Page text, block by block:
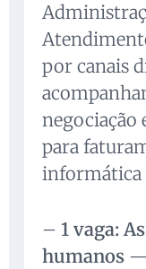
por canais
negociação
para
informática
– 1 vaga:
humanos —